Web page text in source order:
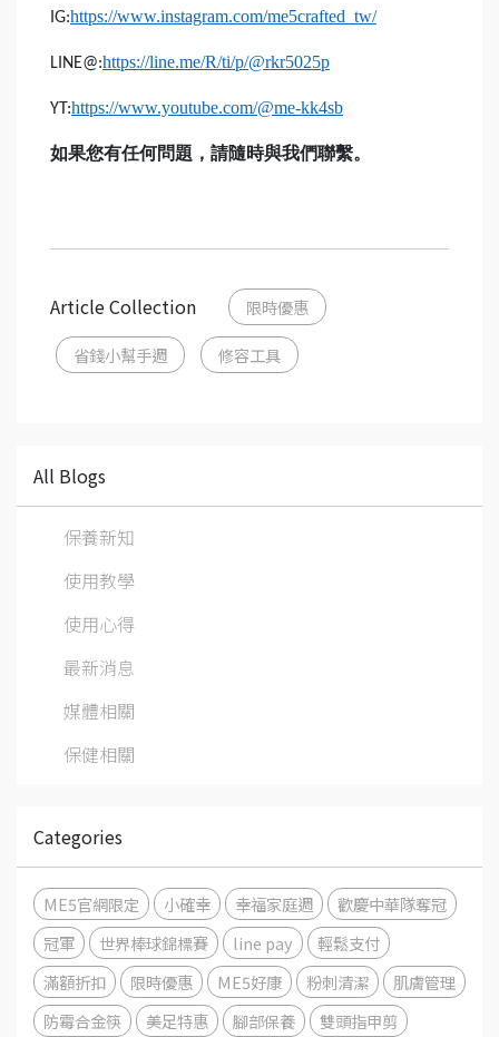
IG:https://www.instagram.com/me5crafted_tw/
LINE@:https://line.me/R/ti/p/@rkr5025p
YT:https://www.youtube.com/@me-kk4sb
如果您有任何問題，請隨時與我們聯繫。
Article Collection 限時優惠
省錢小幫手週 修容工具
All Blogs
保養新知
使用教學
使用心得
最新消息
媒體相關
保健相關
Categories
ME5官網限定 小確幸 幸福家庭週
歡慶中華隊奪冠
冠軍
世界棒球錦標賽 line pay
輕鬆支付
滿額折扣
限時優惠 ME5好康 粉刺清潔
肌膚管理
防霉合金筷
美足特惠 腳部保養 雙頭指甲剪